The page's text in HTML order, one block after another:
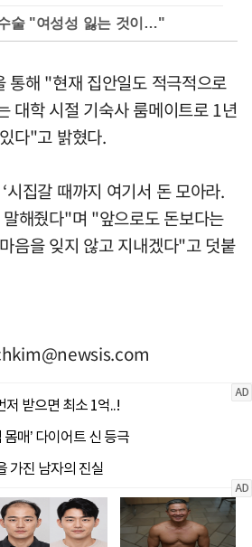
술 "여성성 잃는 것이…"
통해 "현재 집안일도 적극적으로
대학 시절 기숙사 룸메이트로 1년
다"고 밝혔다.
시집갈 때까지 여기서 돈 모아라.
말해줬다"며 "앞으로도 돈보다는
음을 잊지 않고 지내겠다"고 덧붙